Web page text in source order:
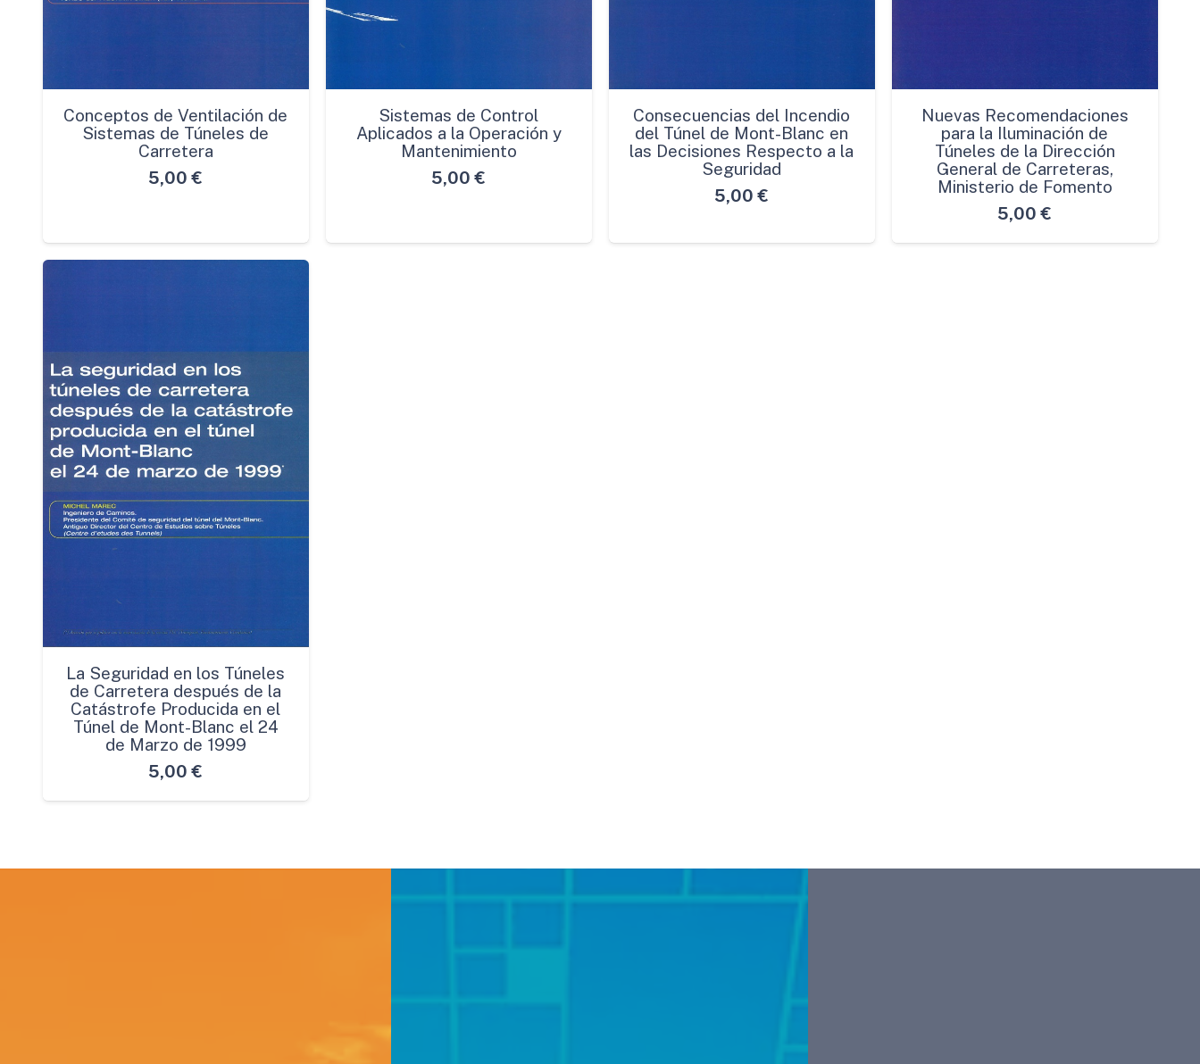
Conceptos de Ventilación de
Sistemas de Túneles de
Carretera
5,00 €
Sistemas de Control
Aplicados a la Operación y
Mantenimiento
5,00 €
Consecuencias del Incendio
del Túnel de Mont-Blanc en
las Decisiones Respecto a la
Seguridad
5,00 €
Nuevas Recomendaciones
para la Iluminación de
Túneles de la Dirección
General de Carreteras,
Ministerio de Fomento
5,00 €
La Seguridad en los Túneles
de Carretera después de la
Catástrofe Producida en el
Túnel de Mont-Blanc el 24
de Marzo de 1999
5,00 €